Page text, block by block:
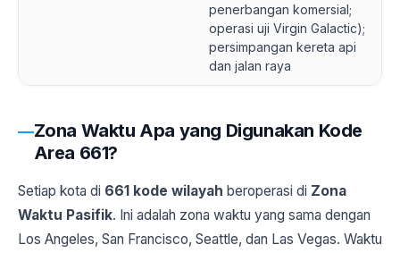
penerbangan komersial;
operasi uji Virgin Galactic);
persimpangan kereta api
dan jalan raya
Zona Waktu Apa yang Digunakan Kode
Area 661?
Setiap kota di 661 kode wilayah beroperasi di Zona
Waktu Pasifik. Ini adalah zona waktu yang sama dengan
Los Angeles, San Francisco, Seattle, dan Las Vegas. Waktu